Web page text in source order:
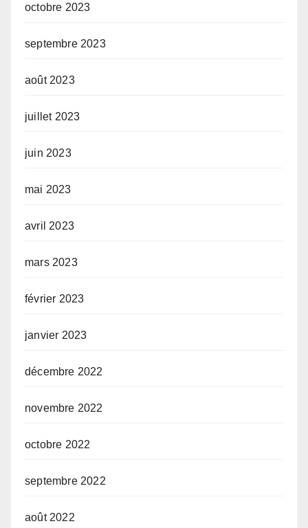
octobre 2023
septembre 2023
août 2023
juillet 2023
juin 2023
mai 2023
avril 2023
mars 2023
février 2023
janvier 2023
décembre 2022
novembre 2022
octobre 2022
septembre 2022
août 2022